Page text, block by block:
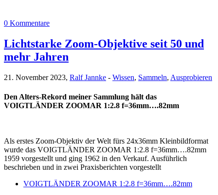
0 Kommentare
Lichtstarke Zoom-Objektive seit 50 und
mehr Jahren
21. November 2023, Ralf Jannke - Wissen, Sammeln, Ausprobieren
Den Alters-Rekord meiner Sammlung hält das
VOIGTLÄNDER ZOOMAR 1:2.8 f=36mm….82mm
Als erstes Zoom-Objektiv der Welt fürs 24x36mm Kleinbildformat
wurde das VOIGTLÄNDER ZOOMAR 1:2.8 f=36mm….82mm
1959 vorgestellt und ging 1962 in den Verkauf. Ausführlich
beschrieben und in zwei Praxisberichten vorgestellt
VOIGTLÄNDER ZOOMAR 1:2.8 f=36mm….82mm